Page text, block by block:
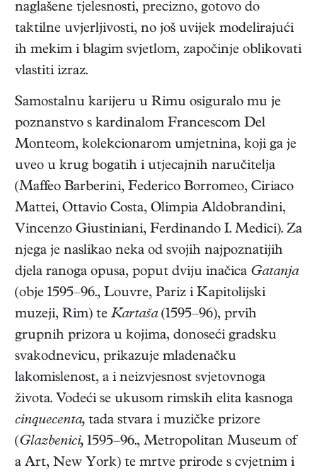
naglašene tjelesnosti, precizno, gotovo do
taktilne uvjerljivosti, no još uvijek modelirajući
ih mekim i blagim svjetlom, započinje oblikovati
vlastiti izraz.
Samostalnu karijeru u Rimu osiguralo mu je
poznanstvo s kardinalom Francescom Del
Monteom, kolekcionarom umjetnina, koji ga je
uveo u krug bogatih i utjecajnih naručitelja
(Maffeo Barberini, Federico Borromeo, Ciriaco
Mattei, Ottavio Costa, Olimpia Aldobrandini,
Vincenzo Giustiniani, Ferdinando I. Medici). Za
njega je naslikao neka od svojih najpoznatijih
djela ranoga opusa, poput dviju inačica Gatanja
(obje 1595–96., Louvre, Pariz i Kapitolijski
muzeji, Rim) te Kartaša(1595–96), prvih
grupnih prizora u kojima, donoseći gradsku
svakodnevicu, prikazuje mladenačku
lakomislenost, a i neizvjesnost svjetovnoga
života. Vodeći se ukusom rimskih elita kasnoga
cinquecenta, tada stvara i muzičke prizore
(Glazbenici, 1595–96., Metropolitan Museum of
a Art, New York) te mrtve prirode s cvjetnim i